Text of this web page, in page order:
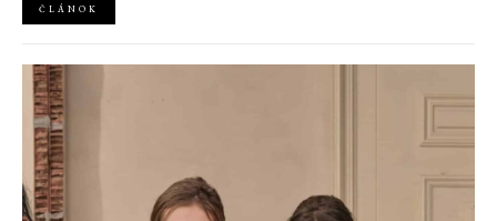
trendy a vytvárať autentické spojenie medzi módou, digitálnym
prostredím a každodenným životom mladej generácie.
ČLÁNOK